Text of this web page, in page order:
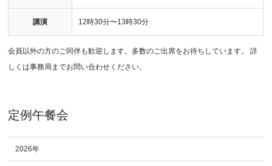
講演 12時30分〜13時30分
会員以外の方のご同伴も歓迎します。多数のご出席をお待ちしています。 詳
しくは事務局までお問い合わせください。
定例午餐会
2026年